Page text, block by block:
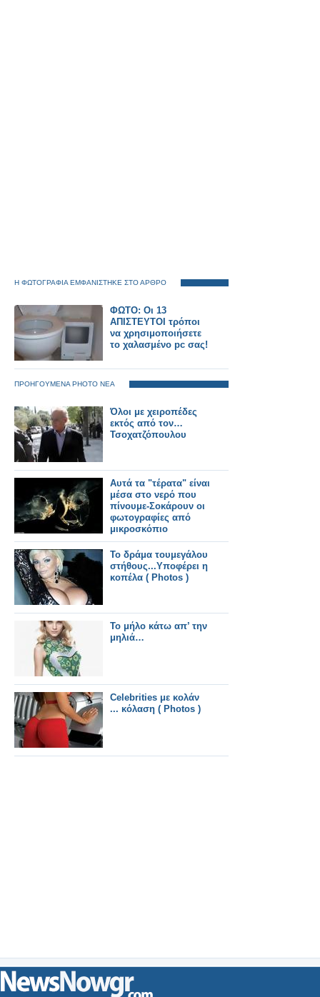
Η ΦΩΤΟΓΡΑΦΙΑ ΕΜΦΑΝΙΣΤΗΚΕ ΣΤΟ ΑΡΘΡΟ
ΦΩΤΟ: Οι 13
ΑΠΙΣΤΕΥΤΟΙ τρόποι
να χρησιμοποιήσετε
το χαλασμένο pc σας!
ΠΡΟΗΓΟΥΜΕΝΑ PHOTO ΝΕΑ
Όλοι με χειροπέδες
εκτός από τον…
Τσοχατζόπουλου
Αυτά τα "τέρατα" είναι
μέσα στο νερό που
πίνουμε-Σοκάρουν οι
φωτογραφίες από
μικροσκόπιο
Το δράμα τουμεγάλου
στήθους...Υποφέρει η
κοπέλα ( Photos )
Το μήλο κάτω απ’ την
μηλιά…
Celebrities με κολάν
... κόλαση ( Photos )